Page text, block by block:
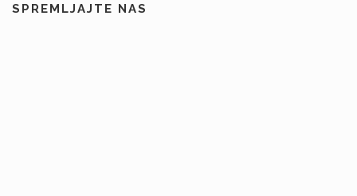
SPREMLJAJTE NAS